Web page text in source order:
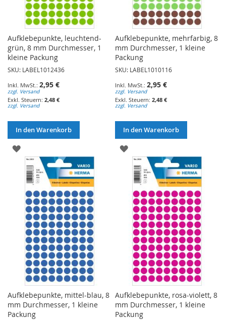
Aufklebepunkte, leuchtend-
grün, 8 mm Durchmesser, 1
kleine Packung
SKU: LABEL1012436
2,95 €
zzgl. Versand
2,48 €
zzgl. Versand
In den Warenkorb
ZUR
WUNSCHLISTE
HINZUFÜGEN
Aufklebepunkte, mehrfarbig, 8
mm Durchmesser, 1 kleine
Packung
SKU: LABEL1010116
2,95 €
zzgl. Versand
2,48 €
zzgl. Versand
In den Warenkorb
ZUR
WUNSCHLISTE
HINZUFÜGEN
Aufklebepunkte, mittel-blau, 8
mm Durchmesser, 1 kleine
Packung
Aufklebepunkte, rosa-violett, 8
mm Durchmesser, 1 kleine
Packung